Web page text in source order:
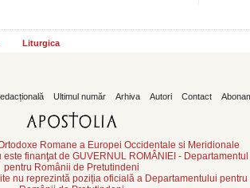
Liturgica
Ultimul număr Arhiva Autori Contact
Romane a Europei Occidentale si Meridionale
finanţat de GUVERNUL ROMÂNIEI - Departamentul
pentru Românii de Pretutindeni
nu reprezintă poziția oficială a Departamentului pentru